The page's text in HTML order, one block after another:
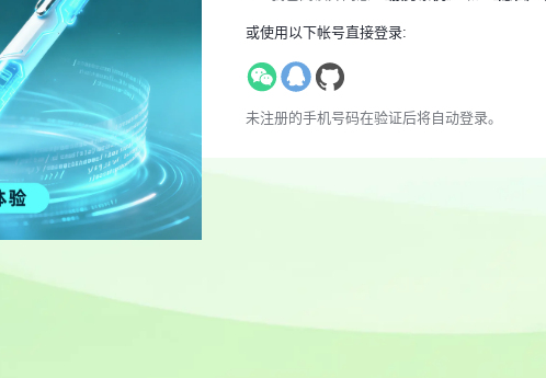
或使用以下帐号直接登录:
未注册的手机号码在验证后将自动登录。